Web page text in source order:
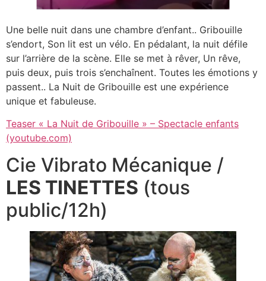
Une belle nuit dans une chambre d’enfant.. Gribouille
s’endort, Son lit est un vélo. En pédalant, la nuit défile
sur l’arrière de la scène. Elle se met à rêver, Un rêve,
puis deux, puis trois s’enchaînent. Toutes les émotions y
passent.. La Nuit de Gribouille est une expérience
unique et fabuleuse.
Teaser « La Nuit de Gribouille » – Spectacle enfants
(youtube.com)
Cie Vibrato Mécanique /
LES TINETTES (tous
public/12h)